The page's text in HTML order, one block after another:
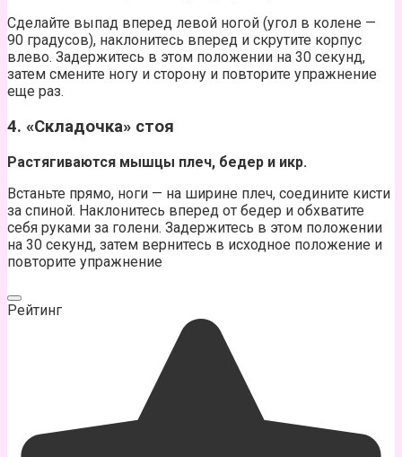
Сделайте выпад вперед левой ногой (угол в колене —
90 градусов), наклонитесь вперед и скрутите корпус
влево. Задержитесь в этом положении на 30 секунд,
затем смените ногу и сторону и повторите упражнение
еще раз.
4. «Складочка» стоя
Растягиваются мышцы плеч, бедер и икр.
Встаньте прямо, ноги — на ширине плеч, соедините кисти
за спиной. Наклонитесь вперед от бедер и обхватите
себя руками за голени. Задержитесь в этом положении
на 30 секунд, затем вернитесь в исходное положение и
повторите упражнение
Рейтинг